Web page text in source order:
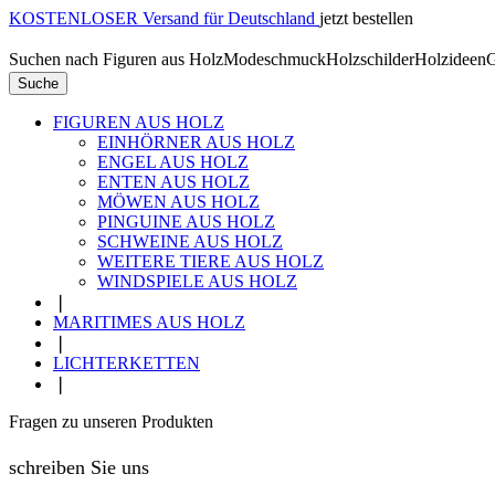
KOSTENLOSER Versand für Deutschland jetzt bestellen
Suchen nach Figuren aus HolzModeschmuckHolzschilderHolzideen
Suche
FIGUREN AUS HOLZ
EINHÖRNER AUS HOLZ
ENGEL AUS HOLZ
ENTEN AUS HOLZ
MÖWEN AUS HOLZ
PINGUINE AUS HOLZ
SCHWEINE AUS HOLZ
WEITERE TIERE AUS HOLZ
WINDSPIELE AUS HOLZ
MARITIMES AUS HOLZ
LICHTERKETTEN
Fragen zu unseren Produkten
schreiben Sie uns